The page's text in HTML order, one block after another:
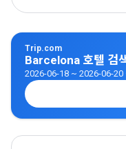
Trip.com
Barcelona 호텔 검
2026-06-18 ~ 2026-06-20